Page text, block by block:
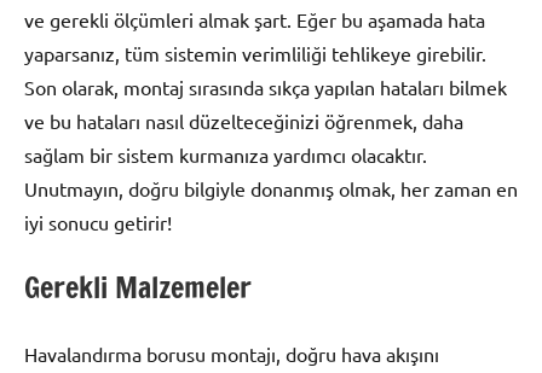
ve gerekli ölçümleri almak şart. Eğer bu aşamada hata
yaparsanız, tüm sistemin verimliliği tehlikeye girebilir.
Son olarak, montaj sırasında sıkça yapılan hataları bilmek
ve bu hataları nasıl düzelteceğinizi öğrenmek, daha
sağlam bir sistem kurmanıza yardımcı olacaktır.
Unutmayın, doğru bilgiyle donanmış olmak, her zaman en
iyi sonucu getirir!
Gerekli Malzemeler
Havalandırma borusu montajı, doğru hava akışını